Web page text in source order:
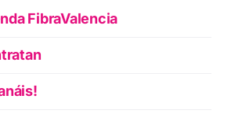
FibraValencia